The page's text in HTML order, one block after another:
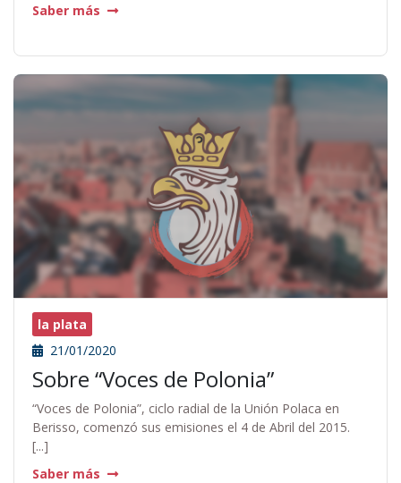
Saber más
la plata
21/01/2020
Sobre “Voces de Polonia”
“Voces de Polonia”, ciclo radial de la Unión Polaca en
Berisso, comenzó sus emisiones el 4 de Abril del 2015.
[...]
Saber más